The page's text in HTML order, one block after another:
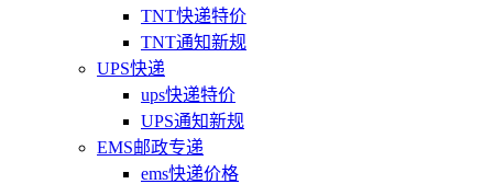
TNT快递特价
TNT通知新规
UPS快递
ups快递特价
UPS通知新规
EMS邮政专递
ems快递价格